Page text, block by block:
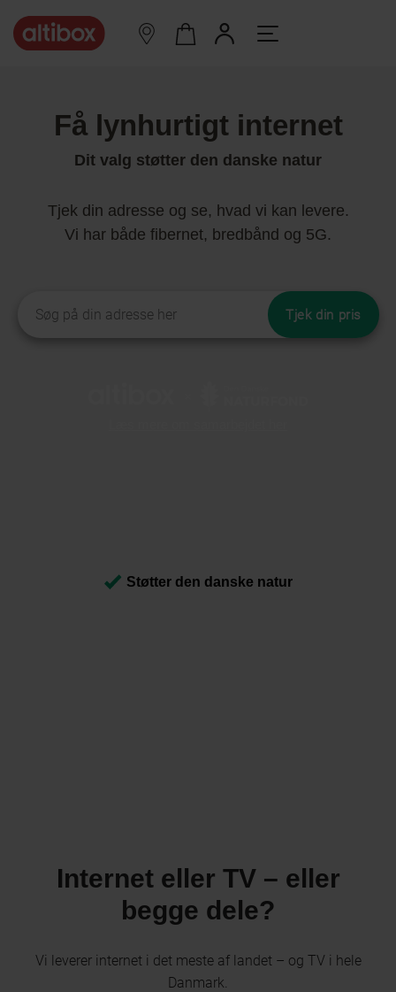
Få lynhurtigt internet
Dit valg støtter den danske natur
Tjek din adresse og se, hvad vi kan levere.
Vi har både fibernet, bredbånd og 5G.
Wifi router
Internet eller TV – eller
begge dele?
Vi leverer internet i det meste af landet – og TV i hele
Danmark.